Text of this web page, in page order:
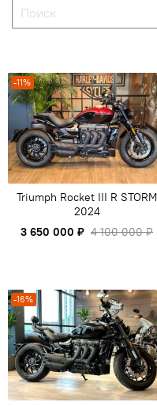
-11%
Triumph Rocket III R STORM
2024
3 650 000 ₽ 4 100 000 ₽
-16%